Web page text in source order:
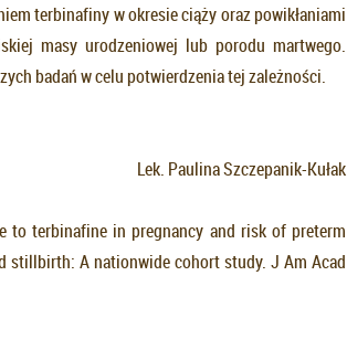
terbinafiny w okresie ciąży oraz powikłaniami
masy urodzeniowej lub porodu martwego.
badań w celu potwierdzenia tej zależności.
Lek. Paulina Szczepanik-Kułak
to terbinafine in pregnancy and risk of preterm
stillbirth: A nationwide cohort study. J Am Acad